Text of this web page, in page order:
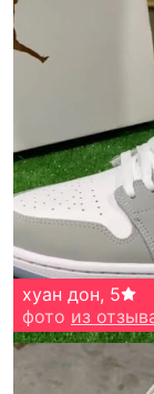
хуан дон, 5
фото из